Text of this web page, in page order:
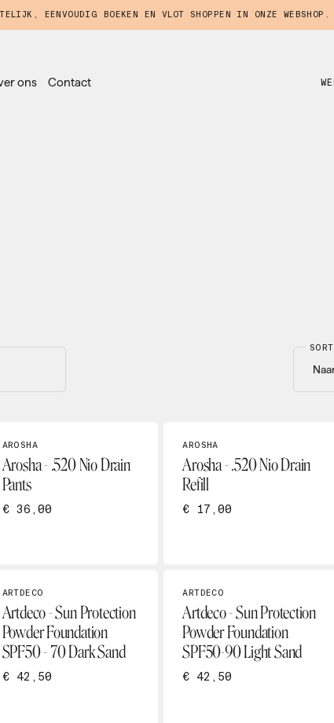
EENVOUDIG BOEKEN EN VLOT SHOPPEN IN ONZE WEBSHOP.
ons Contact
AROSHA
Arosha - .520 Nio Drain
Pants
€ 36,00
AROSHA
Arosha - .520 Nio Drain
Refill
€ 17,00
ARTDECO
Artdeco - Sun Protection
Powder Foundation
SPF50 - 70 Dark Sand
€ 42,50
ARTDECO
Artdeco - Sun Protection
Powder Foundation
SPF50-90 Light Sand
€ 42,50